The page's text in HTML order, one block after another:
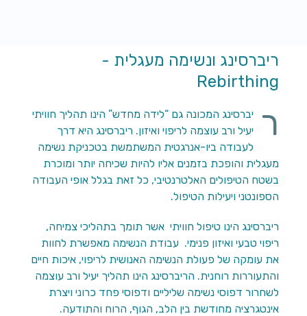
ריברסינג ונשימה מעגלית -
Rebirthing
ר
יברסינג המכונה גם “לידה מחדש” הינו תהליך חוויתי
יעיל ורב עוצמה לריפוי ואיזון. ריברסינג היא דרך
לעבודה ביו-אנרגטית המשתמשת בטכניקת נשימה
מעגלית והופכת בזמנים אליו להיות שכיחה יותר ומוכרת
בשטח הטיפולים האלטרנטיבי, כל זאת בגלל אופי העבודה
הספונטני ויעילות הטיפול.
ריברסינג הינו טיפול חוויתי אשר תומך בתהליכי צמיחה,
ריפוי טבעי ואיזון פנימי. עבודת הנשימה מאפשרת לחוות
את עומקה של פעולת הנשימה האנושית לריפוי, איכות חיים
והתעוררות רוחנית. הריברסינג הינו תהליך יעיל ורב עוצמה
לשחרור דפוסי נשימה שליליים ודפוסי פחד כרוני ויצרת
אינטגרציה מחודשת בין הלב, הגוף, הרוח והתודעה.